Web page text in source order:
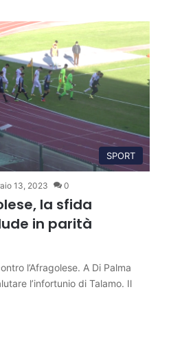
SPORT
13, 2023 0
la sfida
in parità
l’Afragolese. A Di Palma
l’infortunio di Talamo. Il